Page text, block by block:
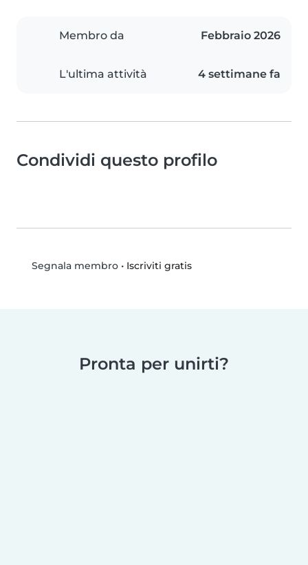
Membro da Febbraio 2026
L'ultima attività 4 settimane fa
Condividi questo profilo
Segnala membro• Iscriviti gratis
Pronta per unirti?